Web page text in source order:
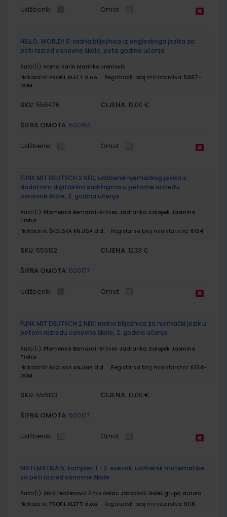
Udžbenik Omot
HELLO, WORLD! 5; radna bilježnica iz engleskoga jezika za
peti razred osnovne škole, peta godina učenja
Autor(i): Ivana Karin Marinko Uremović
Nakladnik: PROFIL KLETT d.o.o. Registarski broj ministarstva: 5987-
DOM
SKU: 556476 CIJENA: 13,00 €
ŠIFRA OMOTA: 500164
Udžbenik Omot
FLINK MIT DEUTSCH 2 NEU; udžbenik njemačkog jezika s
dodatnim digitalnim sadržajima u petome razredu
osnovne škole, 2. godina učenja
Autor(i): Plamenka Bernardi-Britvec Jadranka Salopek Jasmina
Troha
Nakladnik: ŠKOLSKA KNJIGA d.d. Registarski broj ministarstva: 6134
SKU: 556132 CIJENA: 12,33 €
ŠIFRA OMOTA: 500177
Udžbenik Omot
FLINK MIT DEUTSCH 2 NEU; radna bilježnica za njemački jezik u
petom razredu osnovne škole, 2. godina učenja
Autor(i): Plamenka Bernardi-Britvec Jadranka Salopek Jasmina
Troha
Nakladnik: ŠKOLSKA KNJIGA d.d. Registarski broj ministarstva: 6134-
DOM
SKU: 556133 CIJENA: 13,00 €
ŠIFRA OMOTA: 500177
Udžbenik Omot
MATEMATIKA 5; komplet 1. i 2. svezak, udžbenik matematike
za peti razred osnovne škole
Autor(i): Šikić Draženović Žitko Golac Jakopović Goleš grupa autora
Nakladnik: PROFIL KLETT d.o.o. Registarski broj ministarstva: 6118